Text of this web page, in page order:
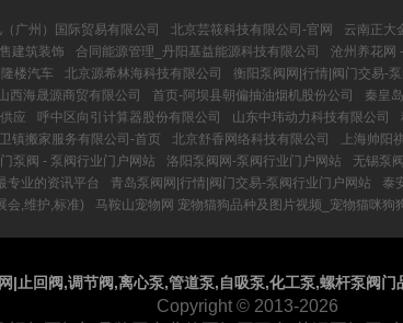
广州）国际贸易有限公司 北京芸筱科技有限公司-官网 云南正大
建筑装饰
合同能源管理_丹阳基益能源科技有限公司 沧州养花网
楼汽车 北京源希林海科技有限公司 衡阳泵阀网|行情|阀门交易-
西海晟源商贸有限公司 首页-阿坝县朝偏抽油烟机股份公司
秦皇
应
呼中区向引计算器股份有限公司 山东中玮动力科技有限公司
镇搬家服务有限公司-首页 北京舒香网络科技有限公司 上海帅阳
门泵阀 - 泵阀行业门户网站 洛阳泵阀网-泵阀行业门户网站
无锡泵
专业的资讯平台
青岛泵阀网|行情|阀门交易-泵阀行业门户网站
泰
会,维护,标准)
马鞍山宠物网 宠物猫狗品种及图片视频_宠物猫咪狗
|止回阀,调节阀,离心泵,管道泵,自吸泵,化工泵,螺杆泵阀门
Copyright © 2013-2026